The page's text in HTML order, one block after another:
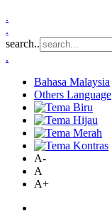
.
.
search..
.
Bahasa Malaysia
Others Language
A-
A
A+